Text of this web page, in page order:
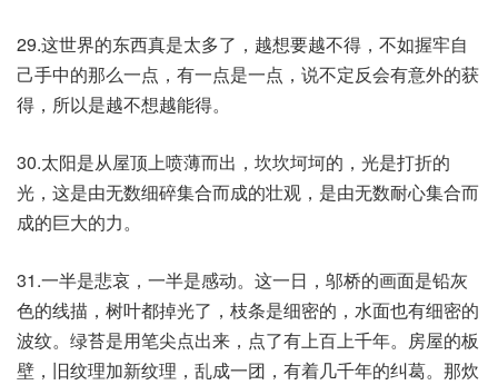
29.这世界的东西真是太多了，越想要越不得，不如握牢自
己手中的那么一点，有一点是一点，说不定反会有意外的获
得，所以是越不想越能得。
30.太阳是从屋顶上喷薄而出，坎坎坷坷的，光是打折的
光，这是由无数细碎集合而成的壮观，是由无数耐心集合而
成的巨大的力。
31.一半是悲哀，一半是感动。这一日，邬桥的画面是铅灰
色的线描，树叶都掉光了，枝条是细密的，水面也有细密的
波纹。绿苔是用笔尖点出来，点了有上百上千年。房屋的板
壁，旧纹理加新纹理，乱成一团，有着几千年的纠葛。那炊